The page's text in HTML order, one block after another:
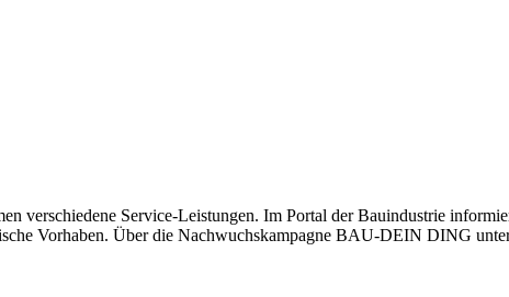
verschiedene Service-Leistungen. Im Portal der Bauindustrie
Vorhaben. Über die Nachwuchskampagne BAU-DEIN DING